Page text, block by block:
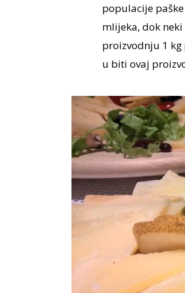
populacije
mlijeka, dok
proizvodnju 1 kg
u biti ovaj